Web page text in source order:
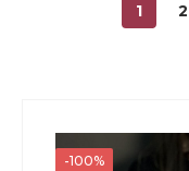
1 2
-100%